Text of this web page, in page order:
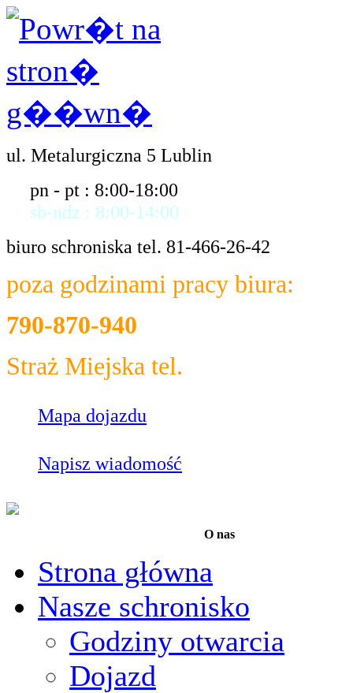
ul. Metalurgiczna 5 Lublin
pn - pt : 8:00-18:00
sb-ndz : 8:00-14:00
biuro schroniska tel. 81-466-26-42
poza godzinami pracy biura:
790-870-940
Straż Miejska tel.
Mapa dojazdu
Napisz wiadomość
O nas
Strona główna
Nasze schronisko
Godziny otwarcia
Dojazd